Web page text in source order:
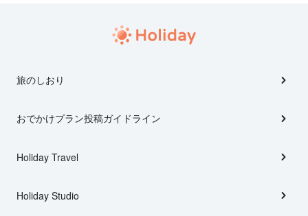
旅のしおり
おでかけプラン投稿ガイドライン
Holiday Travel
Holiday Studio